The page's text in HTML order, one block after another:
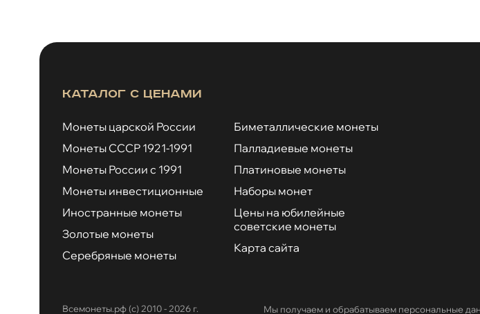
Каталог с ценами
Монеты царской России
Монеты СССР 1921-1991
Монеты России с 1991
Монеты инвестиционные
Иностранные монеты
Золотые монеты
Серебряные монеты
Биметаллические монеты
Палладиевые монеты
Платиновые монеты
Наборы монет
Цены на юбилейные
советские монеты
Карта сайта
Всемонеты.рф (с) 2010 - 2026 г. Мы получаем и обрабатываем персональные